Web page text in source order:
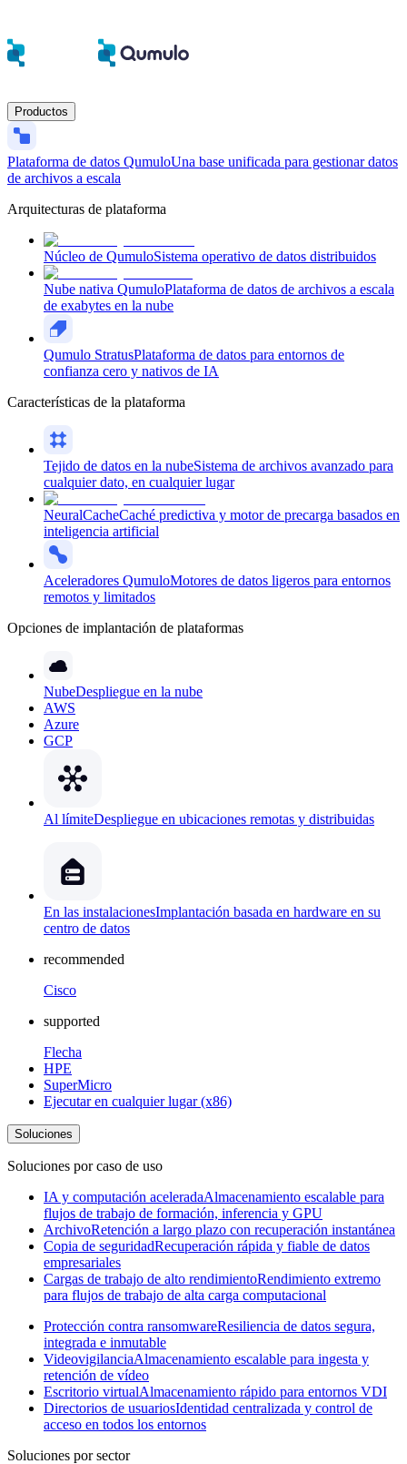
Productos
Plataforma de datos QumuloUna base unificada para gestionar datos
de archivos a escala
Arquitecturas de plataforma
Núcleo de QumuloSistema operativo de datos distribuidos
Nube nativa QumuloPlataforma de datos de archivos a escala
de exabytes en la nube
Qumulo StratusPlataforma de datos para entornos de
confianza cero y nativos de IA
Características de la plataforma
Tejido de datos en la nubeSistema de archivos avanzado para
cualquier dato, en cualquier lugar
NeuralCacheCaché predictiva y motor de precarga basados en
inteligencia artificial
Aceleradores QumuloMotores de datos ligeros para entornos
remotos y limitados
Opciones de implantación de plataformas
NubeDespliegue en la nube
AWS
Azure
GCP
Al límiteDespliegue en ubicaciones remotas y distribuidas
En las instalacionesImplantación basada en hardware en su
centro de datos
recommended
Cisco
supported
Flecha
HPE
SuperMicro
Ejecutar en cualquier lugar (x86)
Soluciones
Soluciones por caso de uso
IA y computación aceleradaAlmacenamiento escalable para
flujos de trabajo de formación, inferencia y GPU
ArchivoRetención a largo plazo con recuperación instantánea
Copia de seguridadRecuperación rápida y fiable de datos
empresariales
Cargas de trabajo de alto rendimientoRendimiento extremo
para flujos de trabajo de alta carga computacional
Protección contra ransomwareResiliencia de datos segura,
integrada e inmutable
VideovigilanciaAlmacenamiento escalable para ingesta y
retención de vídeo
Escritorio virtualAlmacenamiento rápido para entornos VDI
Directorios de usuariosIdentidad centralizada y control de
acceso en todos los entornos
Soluciones por sector